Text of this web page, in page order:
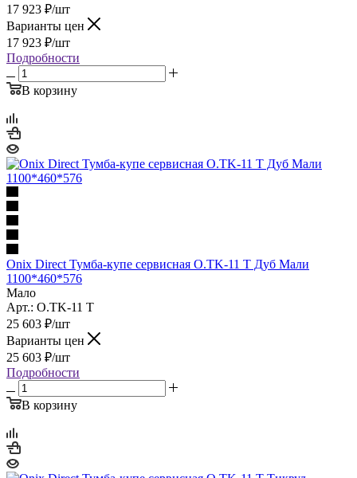
17 923 ₽/шт
Варианты цен
17 923 ₽/шт
Подробности
В корзину
Onix Direct Тумба-купе сервисная O.TK-11 T Дуб Мали
1100*460*576
Мало
Арт.: O.TK-11 T
25 603 ₽/шт
Варианты цен
25 603 ₽/шт
Подробности
В корзину